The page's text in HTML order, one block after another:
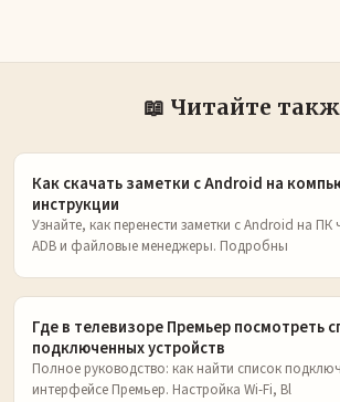
📖 Читайте
Как скачать заметки с Android на
инструкции
Узнайте, как перенести заметки с Android на ПК
ADB и файловые менеджеры. Подробны
Где в телевизоре Премьер посмотреть
подключенных устройств
Полное руководство: как найти список
интерфейсе Премьер. Настройка Wi-Fi, Bl